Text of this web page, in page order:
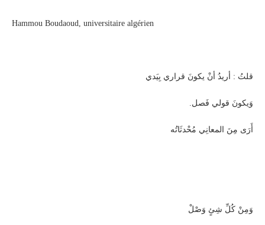
Hammou Boudaoud, universitaire algérien
قلتُ : أريدُ أنْ يكونَ قراري بِيَدي
.وَيكونَ قولي فَصل
أَرَى مِنَ المعانِي مُحْدثَاتُه
وَمِنْ كُلِّ شِئٍ وَصْلْ